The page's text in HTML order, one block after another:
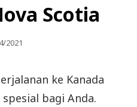
Scotia
2021
ke Kanada
bagi Anda.